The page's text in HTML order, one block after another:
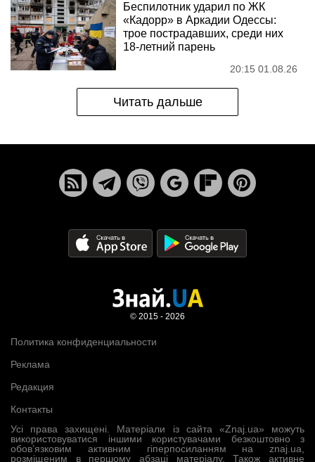
Беспилотник ударил по ЖК
«Кадорр» в Аркадии Одессы:
трое пострадавших, среди них
18-летний парень
20:15 01.08.26
Читать дальше
Усі права захищені. Матеріали із сайта «Znaj.ua» можуть
використовуватися іншими користувачами безкоштовно з
обов’язковим активним гіперпосиланням на znaj.ua,
розміщеним в першому абзаці матеріалу. Також активне
Политика конфиденциальности
Реклама
Редакция
Контакты
© 2015 - 2026